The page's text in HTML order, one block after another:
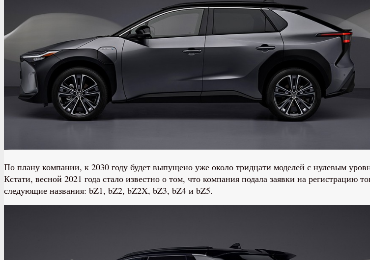
По плану компании, к 2030 году будет выпущено уже около тридцати моделей с нулевым
Кстати, весной 2021 года стало известно о том, что компания подала заявки на
следующие названия: bZ1, bZ2, bZ2X, bZ3, bZ4 и bZ5.